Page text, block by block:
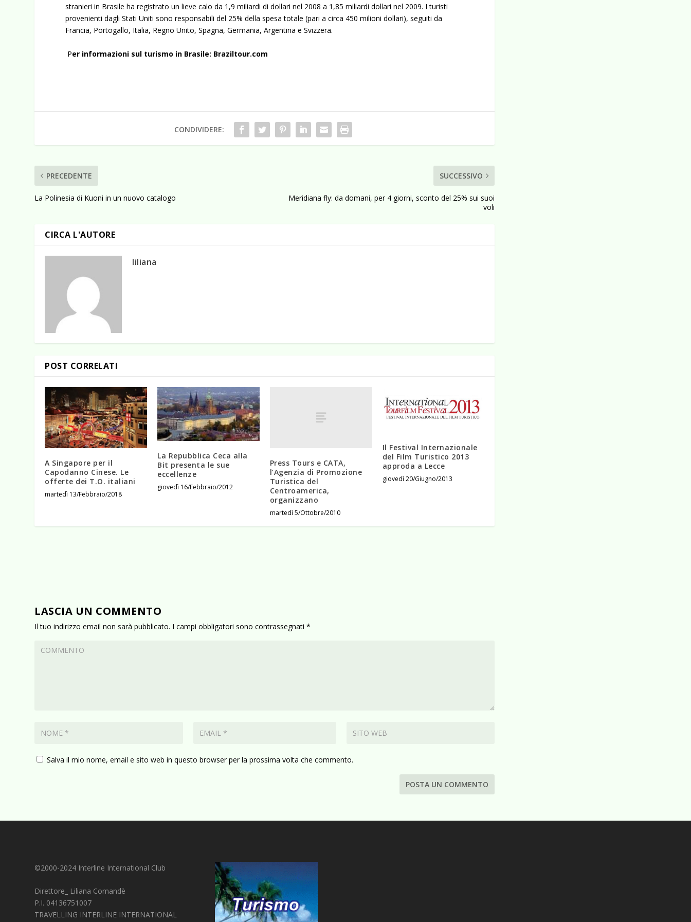
stranieri in Brasile ha registrato un lieve calo da 1,9 miliardi di dollari nel 2008 a 1,85 miliardi dollari nel 2009. I turisti
provenienti dagli Stati Uniti sono responsabili del 25% della spesa totale (pari a circa 450 milioni dollari), seguiti da
Francia, Portogallo, Italia, Regno Unito, Spagna, Germania, Argentina e Svizzera.
Per informazioni sul turismo in Brasile: Braziltour.com
CONDIVIDERE:
PRECEDENTE
La Polinesia di Kuoni in un nuovo catalogo
SUCCESSIVO
Meridiana fly: da domani, per 4 giorni, sconto del 25% sui suoi
voli
CIRCA L'AUTORE
liliana
POST CORRELATI
A Singapore per il
Capodanno Cinese. Le
offerte dei T.O. italiani
martedì 13/Febbraio/2018
La Repubblica Ceca alla
Bit presenta le sue
eccellenze
giovedì 16/Febbraio/2012
Press Tours e CATA,
l’Agenzia di Promozione
Turistica del
Centroamerica,
organizzano
martedì 5/Ottobre/2010
Il Festival Internazionale
del Film Turistico 2013
approda a Lecce
giovedì 20/Giugno/2013
LASCIA UN COMMENTO
Il tuo indirizzo email non sarà pubblicato. I campi obbligatori sono contrassegnati*
Salva il mio nome, email e sito web in questo browser per la prossima volta che commento.
©2000-2024 Interline International Club
Direttore_ Liliana Comandè
P.I. 04136751007
TRAVELLING INTERLINE INTERNATIONAL